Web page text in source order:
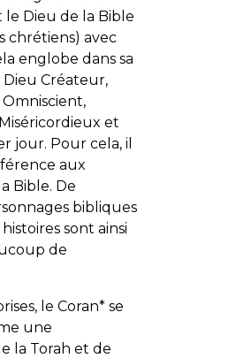
le Dieu de la Bible
chrétiens) avec
englobe dans sa
Créateur,
et
jour. Pour cela, il
aux
Bible. De
bibliques
sont ainsi
de
le Coran* se
une
la Torah et de